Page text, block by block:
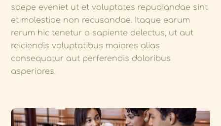
saepe eveniet ut et voluptates repudiandae sint
et molestiae non recusandae. Itaque earum
rerum hic tenetur a sapiente delectus, ut aut
reiciendis voluptatibus maiores alias
consequatur aut perferendis doloribus
asperiores.